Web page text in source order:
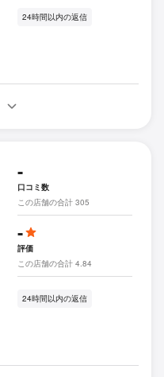
24時間以内の返信
-
口コミ数
この店舗の合計 305
-
評価
この店舗の合計 4.84
24時間以内の返信